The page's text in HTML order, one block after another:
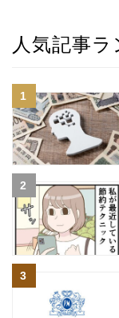
人気記事